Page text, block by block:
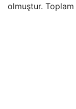
olmuştur. Toplam